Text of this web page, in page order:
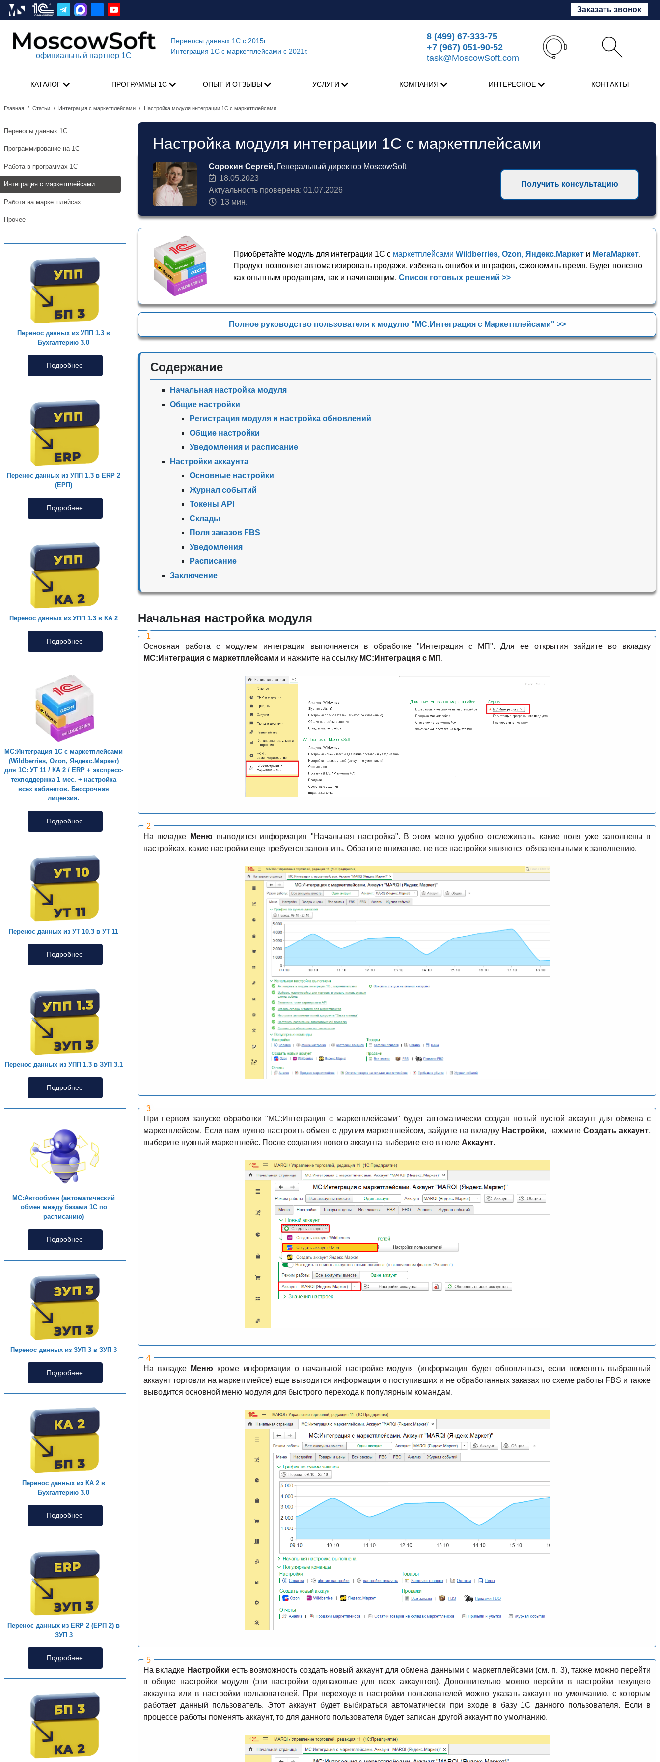
Заказать звонок
официальный партнер 1С
Переносы данных 1Сс 2015г.
Интеграция 1C с маркетплейсами с 2021г.
8 (499) 67-333-75
+7 (967) 051-90-52
task@MoscowSoft.com
КАТАЛОГ ПРОГРАММЫ 1С ОПЫТ И ОТЗЫВЫ УСЛУГИ КОМПАНИЯ ИНТЕРЕСНОЕ КОНТАКТЫ
Главная / Статьи / Интеграция с маркетплейсами / Настройка модуля интеграции 1С с маркетплейсами
Переносы данных 1С
Программирование на 1С
Работа в программах 1С
Интеграция с маркетплейсами
Работа на маркетплейсах
Прочее
Перенос данных из УПП 1.3 в
Бухгалтерию 3.0
Подробнее
Перенос данных из УПП 1.3 в ERP 2
(ЕРП)
Подробнее
Перенос данных из УПП 1.3 в КА 2
Подробнее
МС:Интеграция 1С с маркетплейсами
(Wildberries, Ozon, Яндекс.Маркет)
для 1С: УТ 11 / КА 2 / ERP + экспресс-
техподдержка 1 мес. + настройка
всех кабинетов. Бессрочная
лицензия.
Подробнее
Перенос данных из УТ 10.3 в УТ 11
Подробнее
Перенос данных из УПП 1.3 в ЗУП 3.1
Подробнее
МС:Автообмен (автоматический
обмен между базами 1С по
расписанию)
Подробнее
Перенос данных из ЗУП 3 в ЗУП 3
Подробнее
Перенос данных из КА 2 в
Бухгалтерию 3.0
Подробнее
Перенос данных из ERP 2 (ЕРП 2) в
ЗУП 3
Подробнее
Настройка модуля интеграции 1С с маркетплейсами
Сорокин Сергей, Генеральный директор MoscowSoft
18.05.2023
Актуальность проверена: 01.07.2026
13 мин.
Получить консультацию
Приобретайте модуль для интеграции 1С с маркетплейсами Wildberries, Ozon, Яндекс.Маркети МегаМаркет.
Продукт позволяет автоматизировать продажи, избежать ошибок и штрафов, сэкономить время. Будет полезно
как опытным продавцам, так и начинающим. Список готовых решений >>
Полное руководство пользователя к модулю "МС:Интеграция с Маркетплейсами" >>
Содержание
Начальная настройка модуля
Общие настройки
Регистрация модуля и настройка обновлений
Общие настройки
Уведомления и расписание
Настройки аккаунта
Основные настройки
Журнал событий
Токены API
Склады
Поля заказов FBS
Уведомления
Расписание
Заключение
Начальная настройка модуля
Основная работа с модулем интеграции выполняется в обработке "Интеграция с МП". Для ее открытия зайдите во вкладку
МС:Интеграция с маркетплейсами и нажмите на ссылку МС:Интеграция с МП .
На вкладке Меню выводится информация "Начальная настройка". В этом меню удобно отслеживать, какие поля уже заполнены в
настройках, какие настройки еще требуется заполнить. Обратите внимание, не все настройки являются обязательными к заполнению.
При первом запуске обработки "МС:Интеграция с маркетплейсами" будет автоматически создан новый пустой аккаунт для обмена с
маркетплейсом. Если вам нужно настроить обмен с другим маркетплейсом, зайдите на вкладку Настройки, нажмитеСоздать аккаунт,
выберите нужный маркетплейс. После создания нового аккаунта выберите его в поле Аккаунт.
На вкладке Меню кроме информации о начальной настройке модуля (информация будет обновляться, если поменять выбранный
аккаунт торговли на маркетплейсе) еще выводится информация о поступивших и не обработанных заказах по схеме работы FBS и также
выводится основной меню модуля для быстрого перехода к популярным командам.
На вкладке Настройки есть возможность создать новый аккаунт для обмена данными с маркетплейсами (см. п. 3), также можно перейти
в общие настройки модуля (эти настройки одинаковые для всех аккаунтов). Дополнительно можно перейти в настройки текущего
аккаунта или в настройки пользователей. При переходе в настройки пользователей можно указать аккаунт по умолчанию, с которым
работает данный пользователь. Этот аккаунт будет выбираться автоматически при входе в базу 1С данного пользователя. Если в
процессе работы поменять аккаунт, то для данного пользователя будет записан другой аккаунт по умолчанию.